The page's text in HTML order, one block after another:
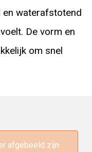
en waterafstotend
De vorm en
om snel
afgebeeld zijn